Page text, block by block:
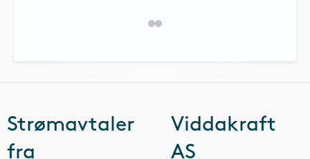
Strømavtaler
fra
Viddakraft
AS